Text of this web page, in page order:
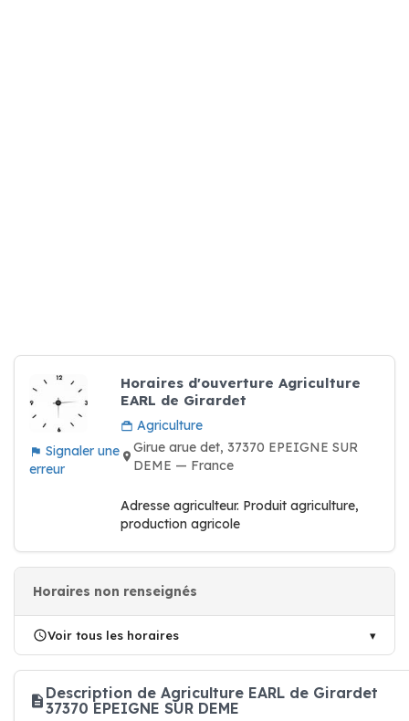
Signaler une
erreur
Horaires d'ouverture Agriculture
EARL de Girardet
Agriculture
Girue arue det, 37370 EPEIGNE SUR
DEME — France
Adresse agriculteur. Produit agriculture,
production agricole
Horaires non renseignés
Voir tous les horaires
Description de Agriculture EARL de Girardet
37370 EPEIGNE SUR DEME